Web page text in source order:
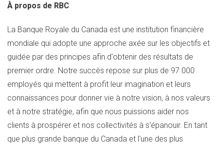
À propos de RBC
La Banque Royale du Canada est une institution financière
mondiale qui adopte une approche axée sur les objectifs et
guidée par des principes afin d'obtenir des résultats de
premier ordre. Notre succès repose sur plus de 97 000
employés qui mettent à profit leur imagination et leurs
connaissances pour donner vie à notre vision, à nos valeurs
et à notre stratégie, afin que nous puissions aider nos
clients à prospérer et nos collectivités à s'épanouir. En tant
que plus grande banque du Canada et l'une des plus